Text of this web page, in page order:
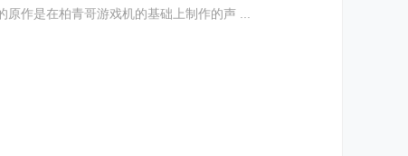
家/地区: 日本 又名: 桃心之剑 / Momo Kyun Sword 动画《桃剑》的原作是在柏青哥游戏机的基础上制作的声 ...